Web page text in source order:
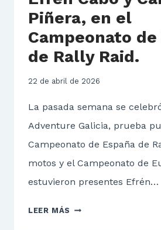
Piñera, en el
Campeonato de
de Rally Raid.
22 de abril de 2026
La pasada semana se
Adventure Galicia, prueba
Campeonato de España de
motos y el Campeonato de
estuvieron presentes Efrén…
LEER MÁS EFRÉN